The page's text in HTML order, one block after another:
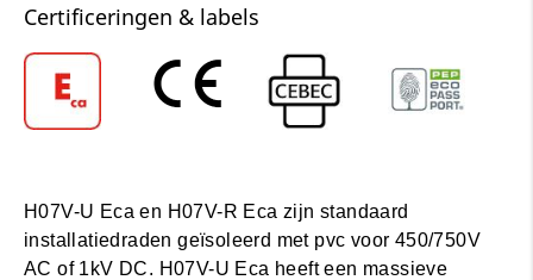
Certificeringen & labels
H07V-U Eca en H07V-R Eca zijn standaard
installatiedraden geïsoleerd met pvc voor 450/750V
AC of 1kV DC. H07V-U Eca heeft een massieve